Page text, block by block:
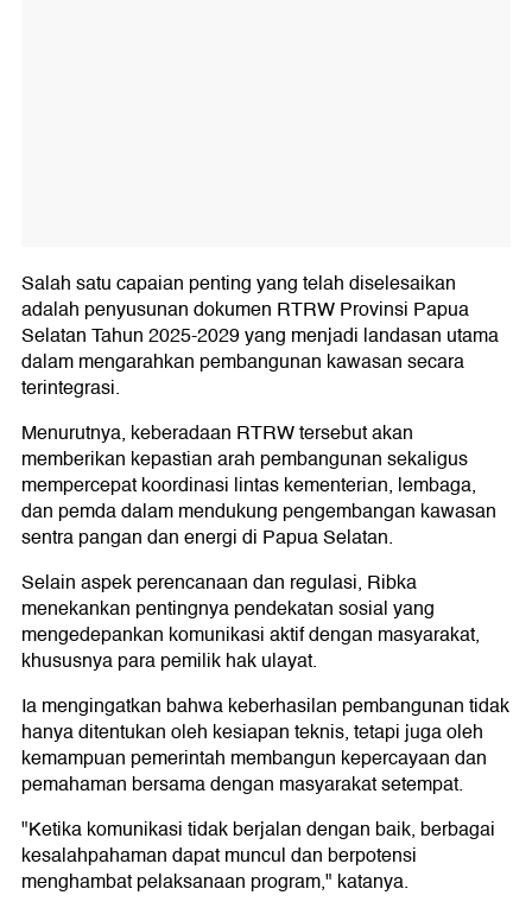
Salah satu capaian penting yang telah diselesaikan
adalah penyusunan dokumen RTRW Provinsi Papua
Selatan Tahun 2025-2029 yang menjadi landasan utama
dalam mengarahkan pembangunan kawasan secara
terintegrasi.
Menurutnya, keberadaan RTRW tersebut akan
memberikan kepastian arah pembangunan sekaligus
mempercepat koordinasi lintas kementerian, lembaga,
dan pemda dalam mendukung pengembangan kawasan
sentra pangan dan energi di Papua Selatan.
Selain aspek perencanaan dan regulasi, Ribka
menekankan pentingnya pendekatan sosial yang
mengedepankan komunikasi aktif dengan masyarakat,
khususnya para pemilik hak ulayat.
Ia mengingatkan bahwa keberhasilan pembangunan tidak
hanya ditentukan oleh kesiapan teknis, tetapi juga oleh
kemampuan pemerintah membangun kepercayaan dan
pemahaman bersama dengan masyarakat setempat.
"Ketika komunikasi tidak berjalan dengan baik, berbagai
kesalahpahaman dapat muncul dan berpotensi
menghambat pelaksanaan program," katanya.